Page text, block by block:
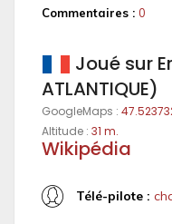
Commentaires : 0
Joué sur
ATLANTIQUE)
GoogleMaps :
Altitude : 31 m.
Wikipédia
Télé-pilote :